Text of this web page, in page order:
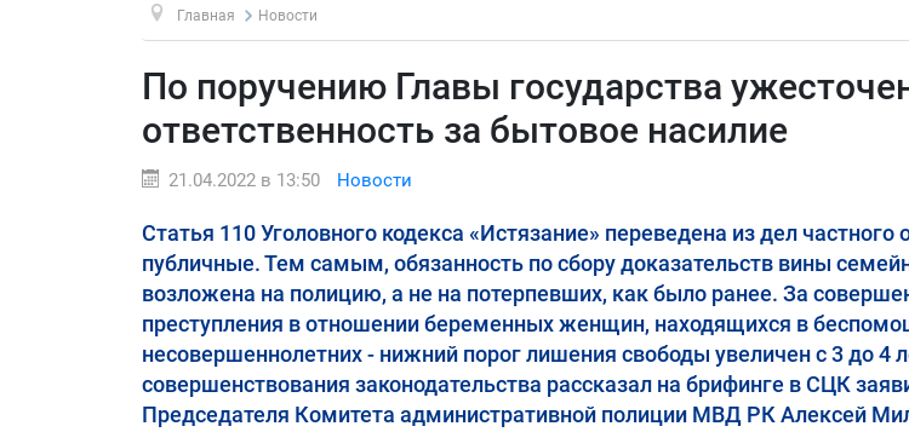
Главная Новости
По поручению Главы государства
ответственность за бытовое насилие
21.04.2022 в 13:50 Новости
Статья 110 Уголовного кодекса «Истязание» переведена из дел частного
публичные. Тем самым, обязанность по сбору доказательств вины
возложена на полицию, а не на потерпевших, как было ранее. За
преступления в отношении беременных женщин, находящихся в
несовершеннолетних - нижний порог лишения свободы увеличен с 3 до 4
совершенствования законодательства рассказал на брифинге в СЦК
Председателя Комитета административной полиции МВД РК Алексей